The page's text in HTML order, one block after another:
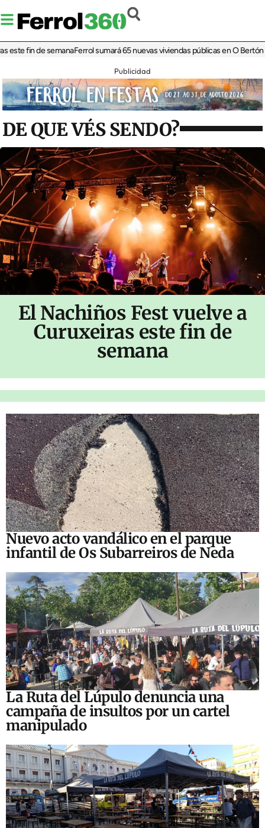
fin de semanaFerrol sumará 65 nuevas viviendas públicas en O Bertón con
Publicidad
DE QUE VÉS SENDO?
El Nachiños Fest vuelve a
Curuxeiras este fin de
semana
Nuevo acto vandálico en el parque
infantil de Os Subarreiros de Neda
La Ruta del Lúpulo denuncia una
campaña de insultos por un cartel
manipulado